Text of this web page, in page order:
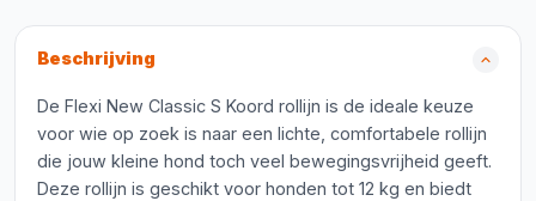
Beschrijving
De Flexi New Classic S Koord rollijn is de ideale keuze
voor wie op zoek is naar een lichte, comfortabele rollijn
die jouw kleine hond toch veel bewegingsvrijheid geeft.
Deze rollijn is geschikt voor honden tot 12 kg en biedt